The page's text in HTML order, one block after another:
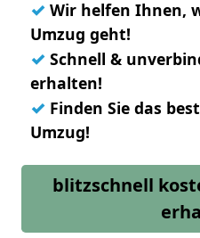
✓ Wir helfen Ihnen,
Umzug geht!
✓ Schnell &
erhalten!
✓ Finden Sie das
Umzug!
blitzschnell